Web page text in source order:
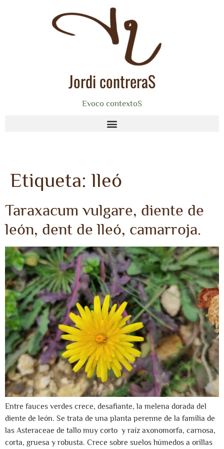
Jordi contreraS
Evoco contextoS
Etiqueta:lleó
Taraxacum vulgare, diente de
león, dent de lleó, camarroja.
Entre fauces verdes crece, desafiante, la melena dorada del
diente de león. Se trata de una planta perenne de la familia de
las Asteraceae de tallo muy corto y raíz axonomorfa, carnosa,
corta, gruesa y robusta. Crece sobre suelos húmedos a orillas